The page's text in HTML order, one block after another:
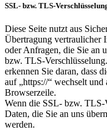
SSL- bzw. TLS-
Diese Seite nutzt aus
Übertragung vertraulicher
oder Anfragen, die Sie an
bzw. TLS-
erkennen Sie daran, dass
auf „https://“ wechselt
Browserzeile.
Wenn die SSL- bzw. TLS-
Daten, die Sie an uns
werden.